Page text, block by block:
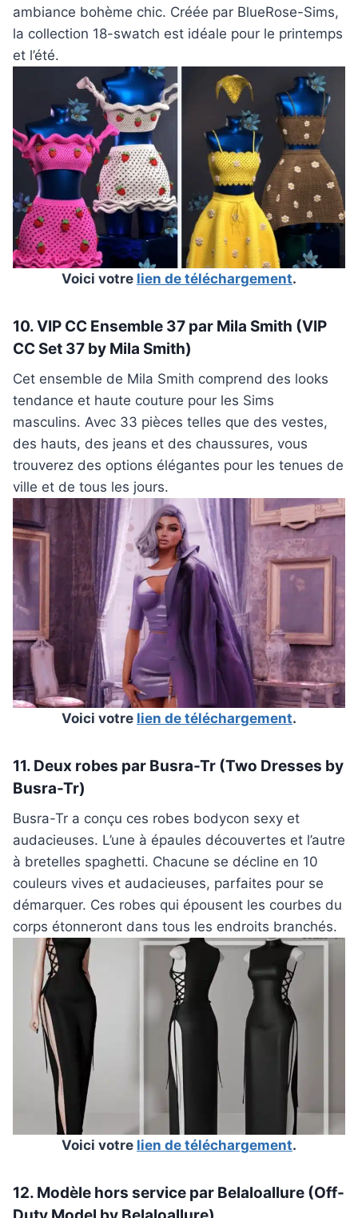
ambiance bohème chic. Créée par BlueRose-Sims,
la collection 18-swatch est idéale pour le printemps
et l’été.
Voici votre lien de téléchargement.
10. VIP CC Ensemble 37 par Mila Smith (VIP
CC Set 37 by Mila Smith)
Cet ensemble de Mila Smith comprend des looks
tendance et haute couture pour les Sims
masculins. Avec 33 pièces telles que des vestes,
des hauts, des jeans et des chaussures, vous
trouverez des options élégantes pour les tenues de
ville et de tous les jours.
Voici votre lien de téléchargement.
11. Deux robes par Busra-Tr (Two Dresses by
Busra-Tr)
Busra-Tr a conçu ces robes bodycon sexy et
audacieuses. L’une à épaules découvertes et l’autre
à bretelles spaghetti. Chacune se décline en 10
couleurs vives et audacieuses, parfaites pour se
démarquer. Ces robes qui épousent les courbes du
corps étonneront dans tous les endroits branchés.
Voici votre lien de téléchargement.
12. Modèle hors service par Belaloallure (Off-